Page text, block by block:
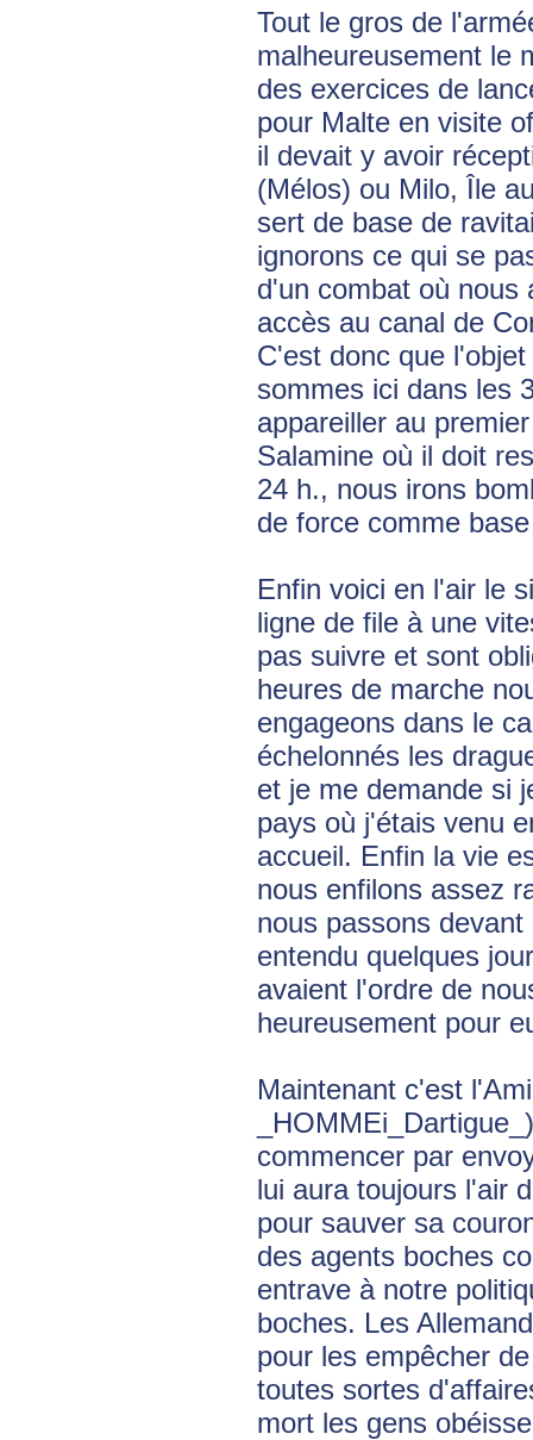
Tout le gros de
malheureusement le
des exercices de
pour Malte en visite
il devait y avoir
(Mélos) ou Milo, Île
sert de base de
ignorons ce qui se
d'un combat où nous
accès au canal de
C'est donc que
sommes ici dans les
appareiller au
Salamine où il doit
24 h., nous irons
de force comme
Enfin voici en l'air le
ligne de file à une
pas suivre et sont
heures de marche
engageons dans le
échelonnés les
et je me demande si
pays où j'étais venu
accueil. Enfin la vie
nous enfilons assez
nous passons
entendu quelques
avaient l'ordre de
heureusement pour
Maintenant c'est
commencer par
lui aura toujours l'air
pour sauver sa
des agents boches
entrave à notre
boches. Les
pour les empêcher
toutes sortes
mort les gens